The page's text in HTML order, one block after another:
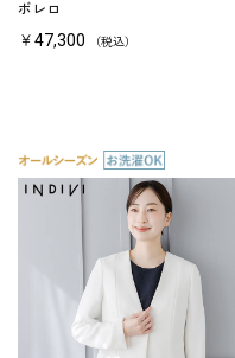
ボレロ
￥47,300 （税込）